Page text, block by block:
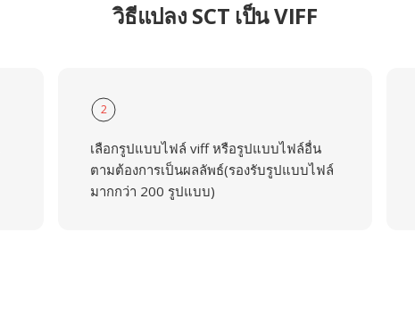
วิธีแปลง SCT เป็น VIFF
2
เลือกรูปแบบไฟล์ viff หรือรูปแบบไฟล์อื่น
ตามต้องการเป็นผลลัพธ์(รองรับรูปแบบไฟล์
มากกว่า 200 รูปแบบ)